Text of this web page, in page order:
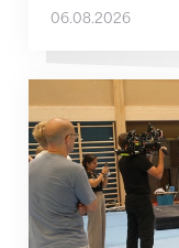
06.08.2026
Mit klaren